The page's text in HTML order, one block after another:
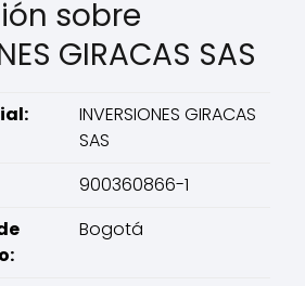
sobre
GIRACAS SAS
INVERSIONES GIRACAS
SAS
900360866-1
Bogotá